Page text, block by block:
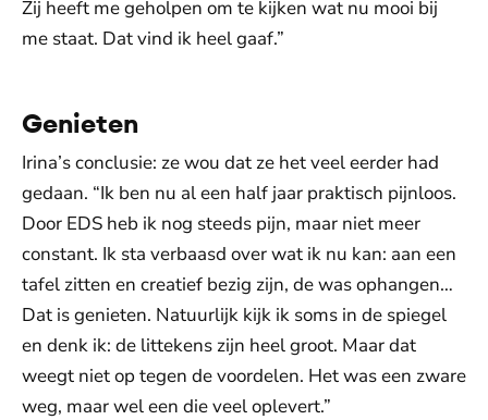
Zij heeft me geholpen om te kijken wat nu mooi bij
me staat. Dat vind ik heel gaaf.”
Genieten
Irina’s conclusie: ze wou dat ze het veel eerder had
gedaan. “Ik ben nu al een half jaar praktisch pijnloos.
Door EDS heb ik nog steeds pijn, maar niet meer
constant. Ik sta verbaasd over wat ik nu kan: aan een
tafel zitten en creatief bezig zijn, de was ophangen…
Dat is genieten. Natuurlijk kijk ik soms in de spiegel
en denk ik: de littekens zijn heel groot. Maar dat
weegt niet op tegen de voordelen. Het was een zware
weg, maar wel een die veel oplevert.”